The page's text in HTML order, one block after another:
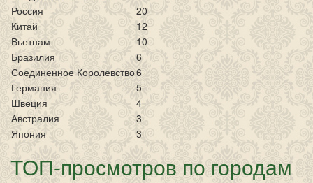
Россия
20
Китай
12
Вьетнам
10
Бразилия
6
Соединенное Королевство6
Германия
5
Швеция
4
Австралия
3
Япония
3
ТОП-просмотров по городам